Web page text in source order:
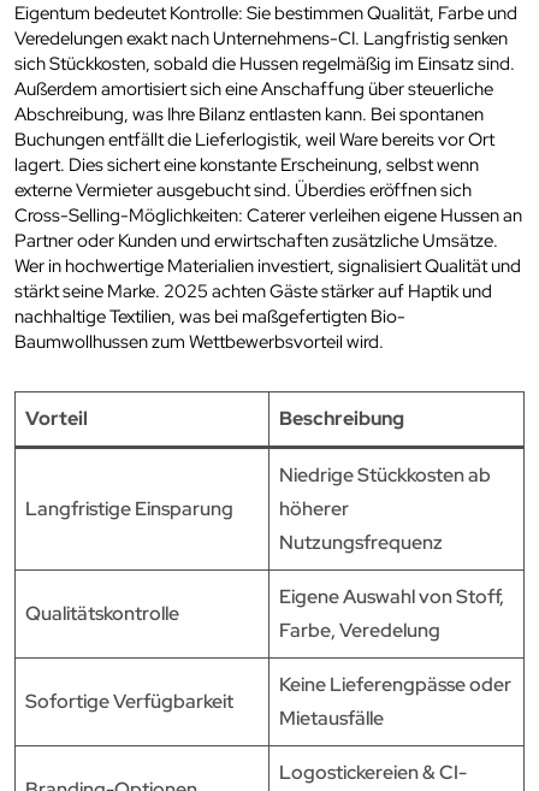
Eigentum bedeutet Kontrolle: Sie bestimmen Qualität, Farbe und
Veredelungen exakt nach Unternehmens-CI. Langfristig senken
sich Stückkosten, sobald die Hussen regelmäßig im Einsatz sind.
Außerdem amortisiert sich eine Anschaffung über steuerliche
Abschreibung, was Ihre Bilanz entlasten kann. Bei spontanen
Buchungen entfällt die Lieferlogistik, weil Ware bereits vor Ort
lagert. Dies sichert eine konstante Erscheinung, selbst wenn
externe Vermieter ausgebucht sind. Überdies eröffnen sich
Cross-Selling-Möglichkeiten: Caterer verleihen eigene Hussen an
Partner oder Kunden und erwirtschaften zusätzliche Umsätze.
Wer in hochwertige Materialien investiert, signalisiert Qualität und
stärkt seine Marke. 2025 achten Gäste stärker auf Haptik und
nachhaltige Textilien, was bei maßgefertigten Bio-
Baumwollhussen zum Wettbewerbsvorteil wird.
Vorteil Beschreibung
Langfristige Einsparung
Niedrige Stückkosten ab
höherer
Nutzungsfrequenz
Qualitätskontrolle
Eigene Auswahl von Stoff,
Farbe, Veredelung
Sofortige Verfügbarkeit
Keine Lieferengpässe oder
Mietausfälle
Logostickereien & CI-